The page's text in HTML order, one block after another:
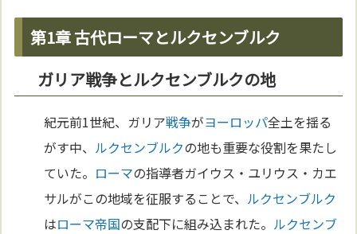
第1章 古代ローマとルクセンブルク
ガリア戦争とルクセンブルクの地
紀元前1世紀、ガリア戦争がヨーロッパ全土を揺る
がす中、 ルクセンブルクの地も重要な役割を果たし
ていた。 ローマの指導者ガイウス・ユリウス・カエ
サルがこの地域を征服することで、 ルクセンブルク
はローマ帝国の支配下に組み込まれた。 ルクセンブ